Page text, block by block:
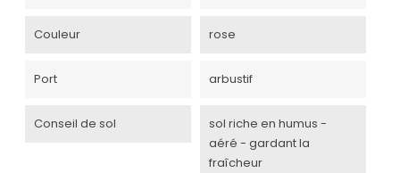
Couleur rose
Port arbustif
Conseil de sol
sol riche en humus -
aéré - gardant la
fraîcheur